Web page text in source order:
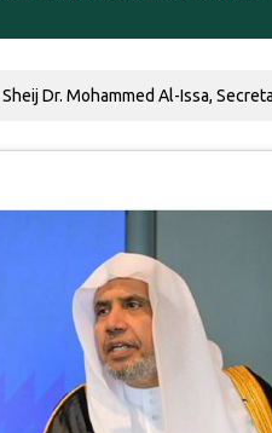
Dr. Mohammed Al-Issa,